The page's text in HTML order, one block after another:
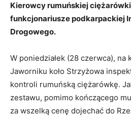
Kierowcy rumuńskiej
funkcjonariusze podkarpackiej
Drogowego.
W poniedziałek (28 czerwca), na
Jaworniku koło Strzyżowa
kontroli rumuńską ciężarówkę.
zestawu, pomimo kończącego
za wszelką cenę dojechać do